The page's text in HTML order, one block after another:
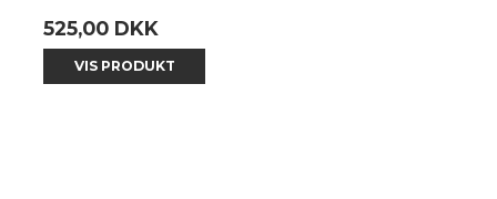
525,00 DKK
VIS PRODUKT